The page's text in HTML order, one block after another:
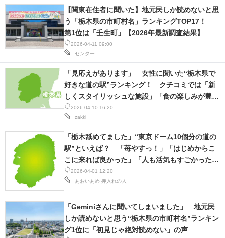
2026-04-11 09:00
センター
【関東在住者に聞いた】地元民しか読めないと思
う「栃木県の市町村名」ランキングTOP17！
第1位は「壬生町」【2026年最新調査結果】
2026-04-10 16:20
zakki
「見応えがあります」 女性に聞いた“栃木県で
好きな道の駅”ランキング！ クチコミでは「新
しくスタイリッシュな施設」「食の楽しみが豊
富」の声
2026-04-01 12:20
あおいあめ 押入れの人
「栃木舐めてました」“東京ドーム10個分の道の
駅”といえば？ 「苺やすっ！」「はじめからこ
こに来れば良かった」「人も活気もすごかった」
と驚きの人続出
「Geminiさんに聞いてしまいました」 地元民
しか読めないと思う“栃木県の市町村名”ランキン
グ1位に「初見じゃ絶対読めない」の声